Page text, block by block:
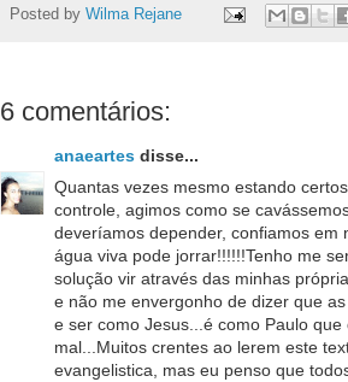
Posted by Wilma Rejane
6 comentários:
anaeartesdisse...
Quantas vezes mesmo estando
controle, agimos como se
deveríamos depender, confiamos em
água viva pode jorrar!!!!!!Tenho me
solução vir através das minhas
e não me envergonho de dizer que
e ser como Jesus...é como Paulo
mal...Muitos crentes ao lerem este
evangelistica, mas eu penso que